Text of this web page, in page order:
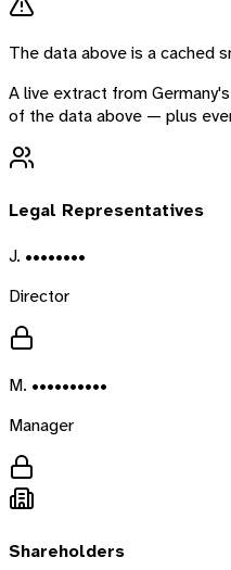
The data above is a cached
A live extract fromGermany
of the data above — plus
Legal Representatives
J. ••••••••
Director
M. ••••••••••
Manager
Shareholders